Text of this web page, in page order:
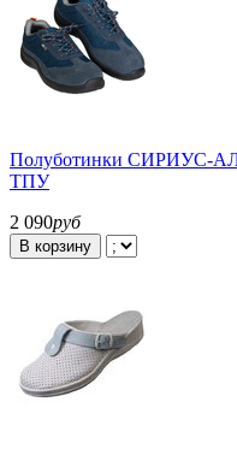
Полуботинки СИРИУС-
ТПУ
2 090руб
В корзину